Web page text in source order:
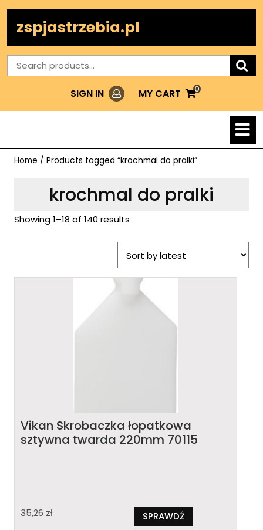
contentzspjastrzebia.pl
Search
for:
SIGN IN LoginMY CART
MY
0
Home / Products tagged “krochmal do pralki”
krochmal do pralki
Showing 1–18 of 140 results
Vikan Skrobaczka łopatkowa
sztywna twarda 220mm 70115
35,26 zł SPRAWDŹ